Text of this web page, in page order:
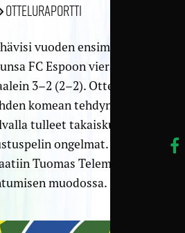
Otteluraportti
vuoden ensimmäisen
FC Espoon vieraana
3–2 (2–2). Ottelusta
komean tehdyn maalin
tulleet takaiskumaalit
ongelmat. Lisäksi
Tuomas Telemäen
muodossa.